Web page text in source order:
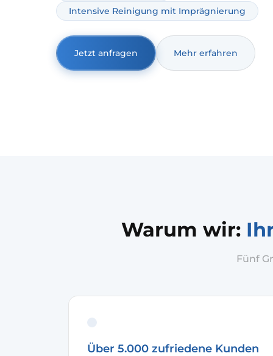
Intensive Reinigung mit Imprägnierung
Jetzt anfragen Mehr erfahren
Warum wir:
Fünf
Über 5.000 zufriedene Kunden